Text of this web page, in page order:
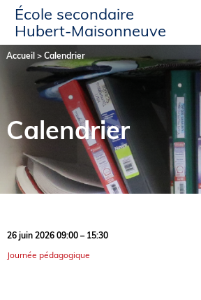
École secondaire
Hubert‑Maisonneuve
Accueil> Calendrier
Calendrier
26 juin 2026 09:00 – 15:30
Journée pédagogique